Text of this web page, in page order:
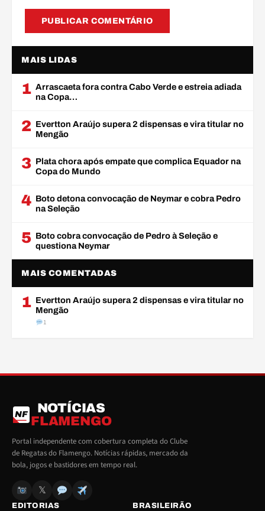
MAIS LIDAS
1 Arrascaeta fora contra Cabo Verde e estreia adiada
na Copa…
2 Evertton Araújo supera 2 dispensas e vira titular no
Mengão
3 Plata chora após empate que complica Equador na
Copa do Mundo
4 Boto detona convocação de Neymar e cobra Pedro
na Seleção
5 Boto cobra convocação de Pedro à Seleção e
questiona Neymar
MAIS COMENTADAS
1 Evertton Araújo supera 2 dispensas e vira titular no
Mengão
1
NF
NOTÍCIAS
FLAMENGO
Portal independente com cobertura completa do Clube
de Regatas do Flamengo. Notícias rápidas, mercado da
bola, jogos e bastidores em tempo real.
𝕏
EDITORIAS BRASILEIRÃO